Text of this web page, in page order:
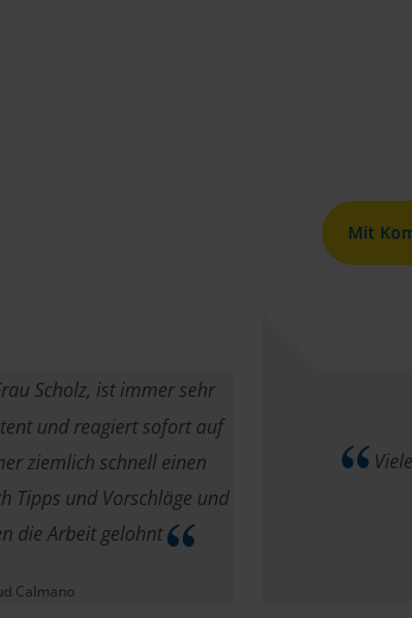
Mit
Scholz, ist immer sehr
und reagiert sofort auf
ziemlich schnell einen
Tipps und Vorschläge und
die Arbeit gelohnt
Calmano